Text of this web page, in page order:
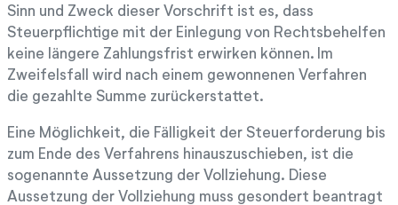
Sinn und Zweck dieser Vorschrift ist es, dass
Steuerpflichtige mit der Einlegung von Rechtsbehelfen
keine längere Zahlungsfrist erwirken können. Im
Zweifelsfall wird nach einem gewonnenen Verfahren
die gezahlte Summe zurückerstattet.
Eine Möglichkeit, die Fälligkeit der Steuerforderung bis
zum Ende des Verfahrens hinauszuschieben, ist die
sogenannte Aussetzung der Vollziehung. Diese
Aussetzung der Vollziehung muss gesondert beantragt